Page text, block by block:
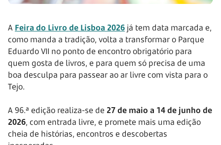
A Feira do Livro de Lisboa 2026 já tem data marcada e,
como manda a tradição, volta a transformar o Parque
Eduardo VII no ponto de encontro obrigatório para
quem gosta de livros, e para quem só precisa de uma
boa desculpa para passear ao ar livre com vista para o
Tejo.
A 96.ª edição realiza-se de 27 de maio a 14 de junho de
2026, com entrada livre, e promete mais uma edição
cheia de histórias, encontros e descobertas